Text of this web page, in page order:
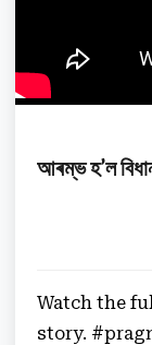
আৰম্ভ হ’ল
Watch the
story.